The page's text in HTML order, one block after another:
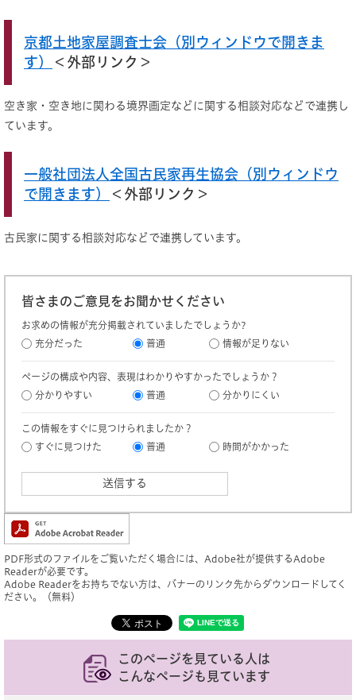
京都土地家屋調査士会（別ウィンドウで開きま
す）
＜外部リンク＞
空き家・空き地に関わる境界画定などに関する相談対応などで連携し
ています。
一般社団法人全国古民家再生協会（別ウィンドウ
で開きます）
＜外部リンク＞
古民家に関する相談対応などで連携しています。
皆さまのご意見をお聞かせください
お求めの情報が充分掲載されていましたでしょうか?
充分だった
普通 情報が足りない
ページの構成や内容、表現はわかりやすかったでしょうか？
分かりやすい
普通 分かりにくい
この情報をすぐに見つけられましたか？
すぐに見つけた
普通 時間がかかった
PDF形式のファイルをご覧いただく場合には、Adobe社が提供するAdobe
Readerが必要です。
Adobe Readerをお持ちでない方は、バナーのリンク先からダウンロードしてく
ださい。（無料）
このページを見ている人は
こんなページも見ています